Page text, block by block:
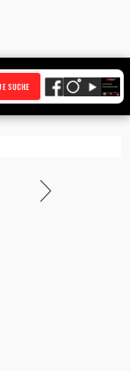
SUCHE